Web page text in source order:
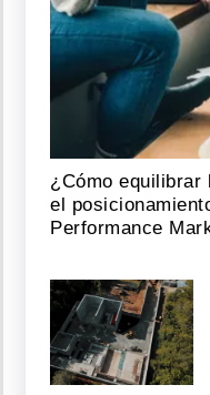
¿Cómo
el
Performance